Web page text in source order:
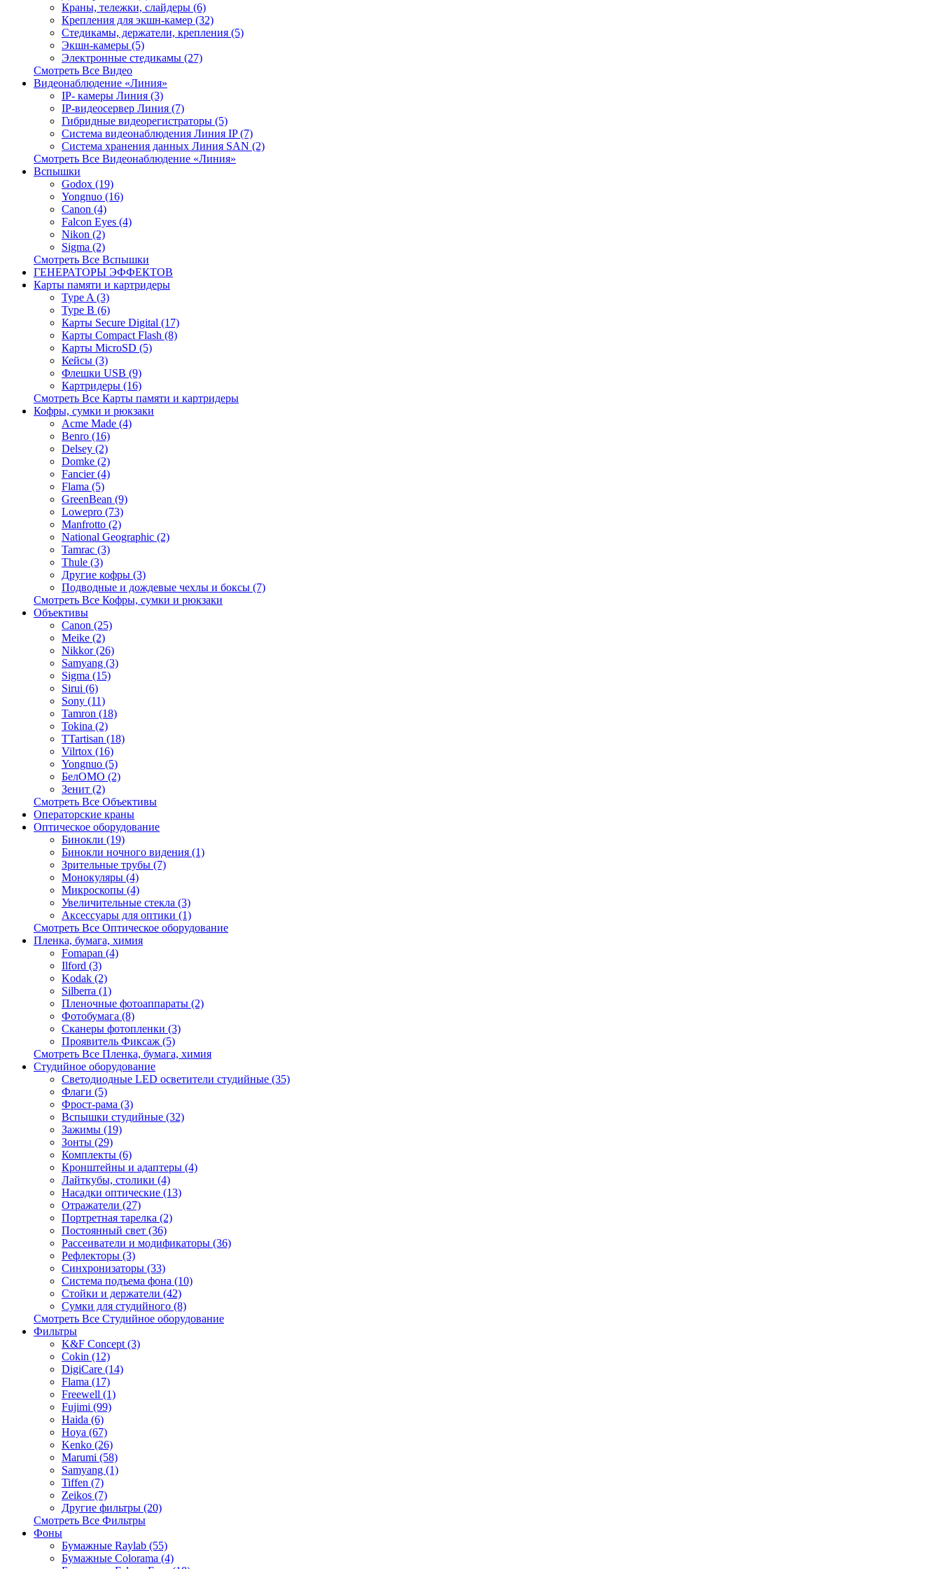
Краны, тележки, слайдеры (6)
Крепления для экшн-камер (32)
Стедикамы, держатели, крепления (5)
Экшн-камеры (5)
Электронные стедикамы (27)
Смотреть Все Видео
Видеонаблюдение «Линия»
IP- камеры Линия (3)
IP-видеосервер Линия (7)
Гибридные видеорегистраторы (5)
Система видеонаблюдения Линия IP (7)
Система хранения данных Линия SAN (2)
Смотреть Все Видеонаблюдение «Линия»
Вспышки
Godox (19)
Yongnuo (16)
Canon (4)
Falcon Eyes (4)
Nikon (2)
Sigma (2)
Смотреть Все Вспышки
ГЕНЕРАТОРЫ ЭФФЕКТОВ
Карты памяти и картридеры
Type A (3)
Type B (6)
Карты Secure Digital (17)
Карты Compact Flash (8)
Карты MicroSD (5)
Кейсы (3)
Флешки USB (9)
Картридеры (16)
Смотреть Все Карты памяти и картридеры
Кофры, сумки и рюкзаки
Acme Made (4)
Benro (16)
Delsey (2)
Domke (2)
Fancier (4)
Flama (5)
GreenBean (9)
Lowepro (73)
Manfrotto (2)
National Geographic (2)
Tamrac (3)
Thule (3)
Другие кофры (3)
Подводные и дождевые чехлы и боксы (7)
Смотреть Все Кофры, сумки и рюкзаки
Объективы
Canon (25)
Meike (2)
Nikkor (26)
Samyang (3)
Sigma (15)
Sirui (6)
Sony (11)
Tamron (18)
Tokina (2)
TTartisan (18)
Vilrtox (16)
Yongnuo (5)
БелOMO (2)
Зенит (2)
Смотреть Все Объективы
Операторские краны
Оптическое оборудование
Бинокли (19)
Бинокли ночного видения (1)
Зрительные трубы (7)
Монокуляры (4)
Микроскопы (4)
Увеличительные стекла (3)
Аксессуары для оптики (1)
Смотреть Все Оптическое оборудование
Пленка, бумага, химия
Fomapan (4)
Ilford (3)
Kodak (2)
Silberra (1)
Пленочные фотоаппараты (2)
Фотобумага (8)
Сканеры фотопленки (3)
Проявитель Фиксаж (5)
Смотреть Все Пленка, бумага, химия
Студийное оборудование
Светодиодные LED осветители студийные (35)
Флаги (5)
Фрост-рама (3)
Вспышки студийные (32)
Зажимы (19)
Зонты (29)
Комплекты (6)
Кронштейны и адаптеры (4)
Лайткубы, столики (4)
Насадки оптические (13)
Отражатели (27)
Портретная тарелка (2)
Постоянный свет (36)
Рассеиватели и модификаторы (36)
Рефлекторы (3)
Синхронизаторы (33)
Система подъема фона (10)
Стойки и держатели (42)
Сумки для студийного (8)
Смотреть Все Студийное оборудование
Фильтры
K&F Concept (3)
Cokin (12)
DigiCare (14)
Flama (17)
Freewell (1)
Fujimi (99)
Haida (6)
Hoya (67)
Kenko (26)
Marumi (58)
Samyang (1)
Tiffen (7)
Zeikos (7)
Другие фильтры (20)
Смотреть Все Фильтры
Фоны
Бумажные Raylab (55)
Бумажные Colorama (4)